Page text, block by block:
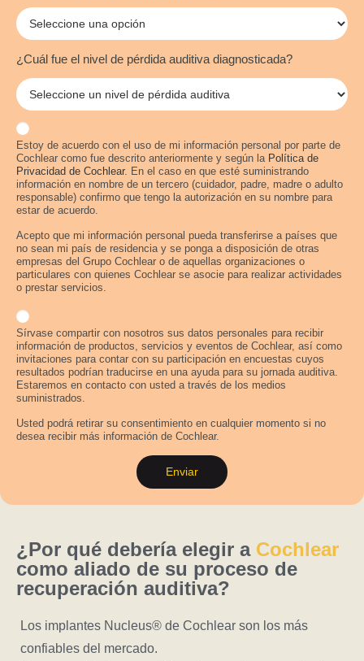
¿Cuál fue el nivel de pérdida auditiva diagnosticada?
Estoy de acuerdo con el uso de mi información personal por parte de
Cochlear como fue descrito anteriormente y según la Política de
Privacidad de Cochlear. En el caso en que esté suministrando
información en nombre de un tercero (cuidador, padre, madre o adulto
responsable) confirmo que tengo la autorización en su nombre para
estar de acuerdo.
Acepto que mi información personal pueda transferirse a países que
no sean mi país de residencia y se ponga a disposición de otras
empresas del Grupo Cochlear o de aquellas organizaciones o
particulares con quienes Cochlear se asocie para realizar actividades
o prestar servicios.
Sírvase compartir con nosotros sus datos personales para recibir
información de productos, servicios y eventos de Cochlear, así como
invitaciones para contar con su participación en encuestas cuyos
resultados podrían traducirse en una ayuda para su jornada auditiva.
Estaremos en contacto con usted a través de los medios
suministrados.
Usted podrá retirar su consentimiento en cualquier momento si no
desea recibir más información de Cochlear.
Enviar
¿Por qué debería elegir a Cochlear
como aliado de su proceso de
recuperación auditiva?
Los implantes Nucleus® de Cochlear son los más
confiables del mercado.